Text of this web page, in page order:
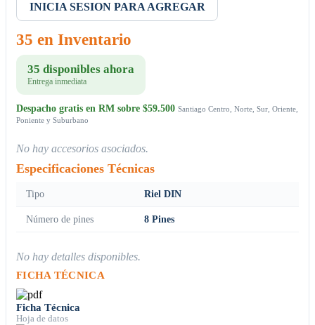
INICIA SESION PARA AGREGAR
35 en Inventario
35 disponibles ahora
Entrega inmediata
Despacho gratis en RM sobre $59.500 Santiago Centro, Norte, Sur, Oriente,
Poniente y Suburbano
No hay accesorios asociados.
Especificaciones Técnicas
Tipo Riel DIN
Número de pines 8 Pines
No hay detalles disponibles.
FICHA TÉCNICA
Ficha Técnica
Hoja de datos